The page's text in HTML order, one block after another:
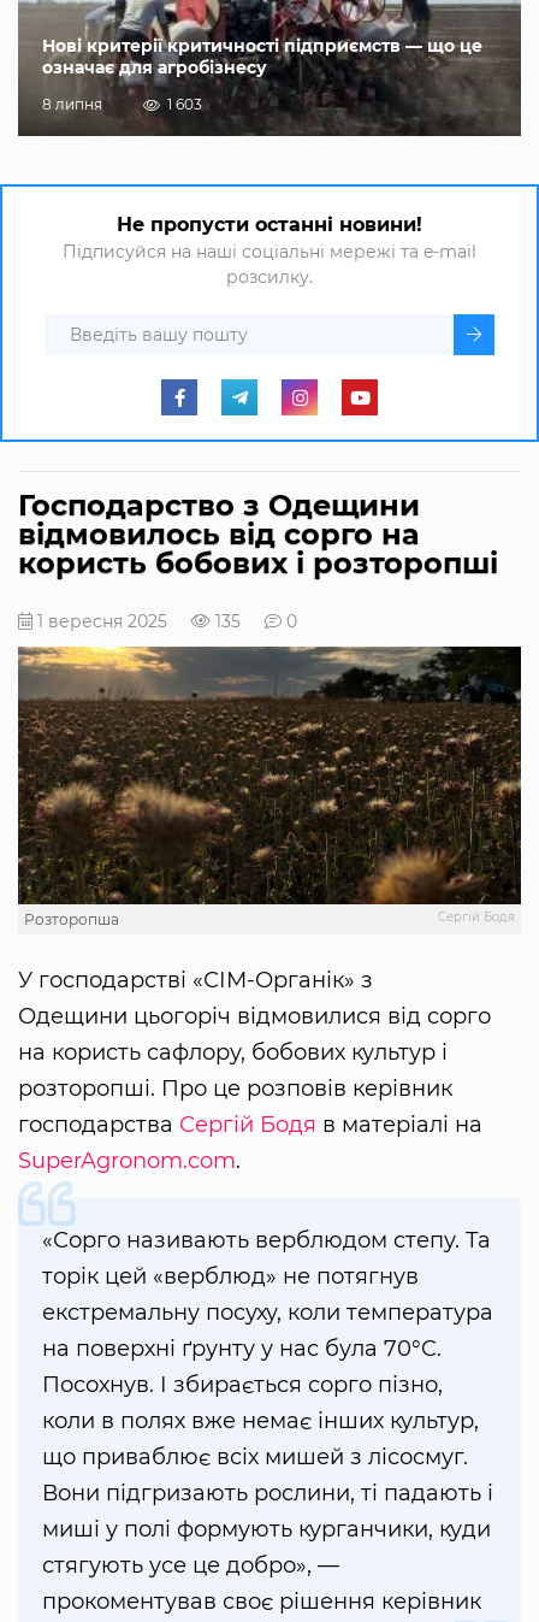
Нові критерії критичності підприємств — що це
означає для агробізнесу
8 липня 1 603
Не пропусти останні новини!
Підписуйся на наші соціальні мережі та e-mail
розсилку.
Господарство з Одещини
відмовилось від сорго на
користь бобових і розторопші
1 вересня 2025 135 0
Сергій Бодя
Розторопша
У господарстві «СІМ-Органік» з
Одещини цьогоріч відмовилися від сорго
на користь сафлору, бобових культур і
розторопші. Про це розповів керівник
господарства Сергій Бодя в матеріалі на
SuperAgronom.com.
«Сорго називають верблюдом степу. Та
торік цей «верблюд» не потягнув
екстремальну посуху, коли температура
на поверхні ґрунту у нас була 70°C.
Посохнув. І збирається сорго пізно,
коли в полях вже немає інших культур,
що приваблює всіх мишей з лісосмуг.
Вони підгризають рослини, ті падають і
миші у полі формують курганчики, куди
стягують усе це добро», —
прокоментував своє рішення керівник